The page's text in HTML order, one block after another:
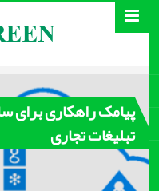
پیامک راهکاری برای
تبلیغات تجاری